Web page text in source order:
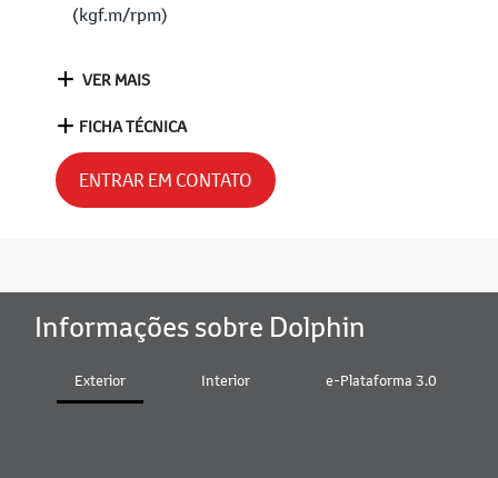
(kgf.m/rpm)
VER MAIS
FICHA TÉCNICA
ENTRAR EM CONTATO
Informações sobre Dolphin
Exterior Interior e-Plataforma 3.0